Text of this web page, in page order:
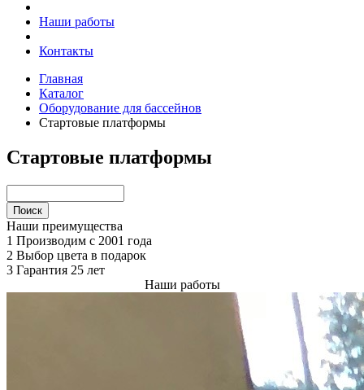
Наши работы
Контакты
Главная
Каталог
Оборудование для бассейнов
Стартовые платформы
Стартовые платформы
Наши преимущества
1 Производим с 2001 года
2 Выбор цвета в подарок
3 Гарантия 25 лет
Наши работы